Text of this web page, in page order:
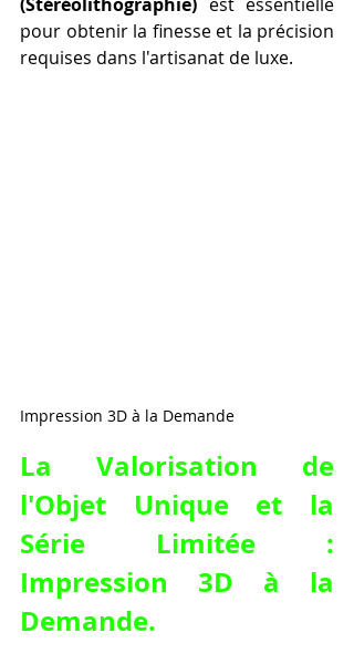
pour obtenir la finesse et la précision
requises dans l'artisanat de luxe.
Impression 3D à la Demande
La Valorisation de
l'Objet Unique et la
Série Limitée :
Impression 3D à la
Demande.